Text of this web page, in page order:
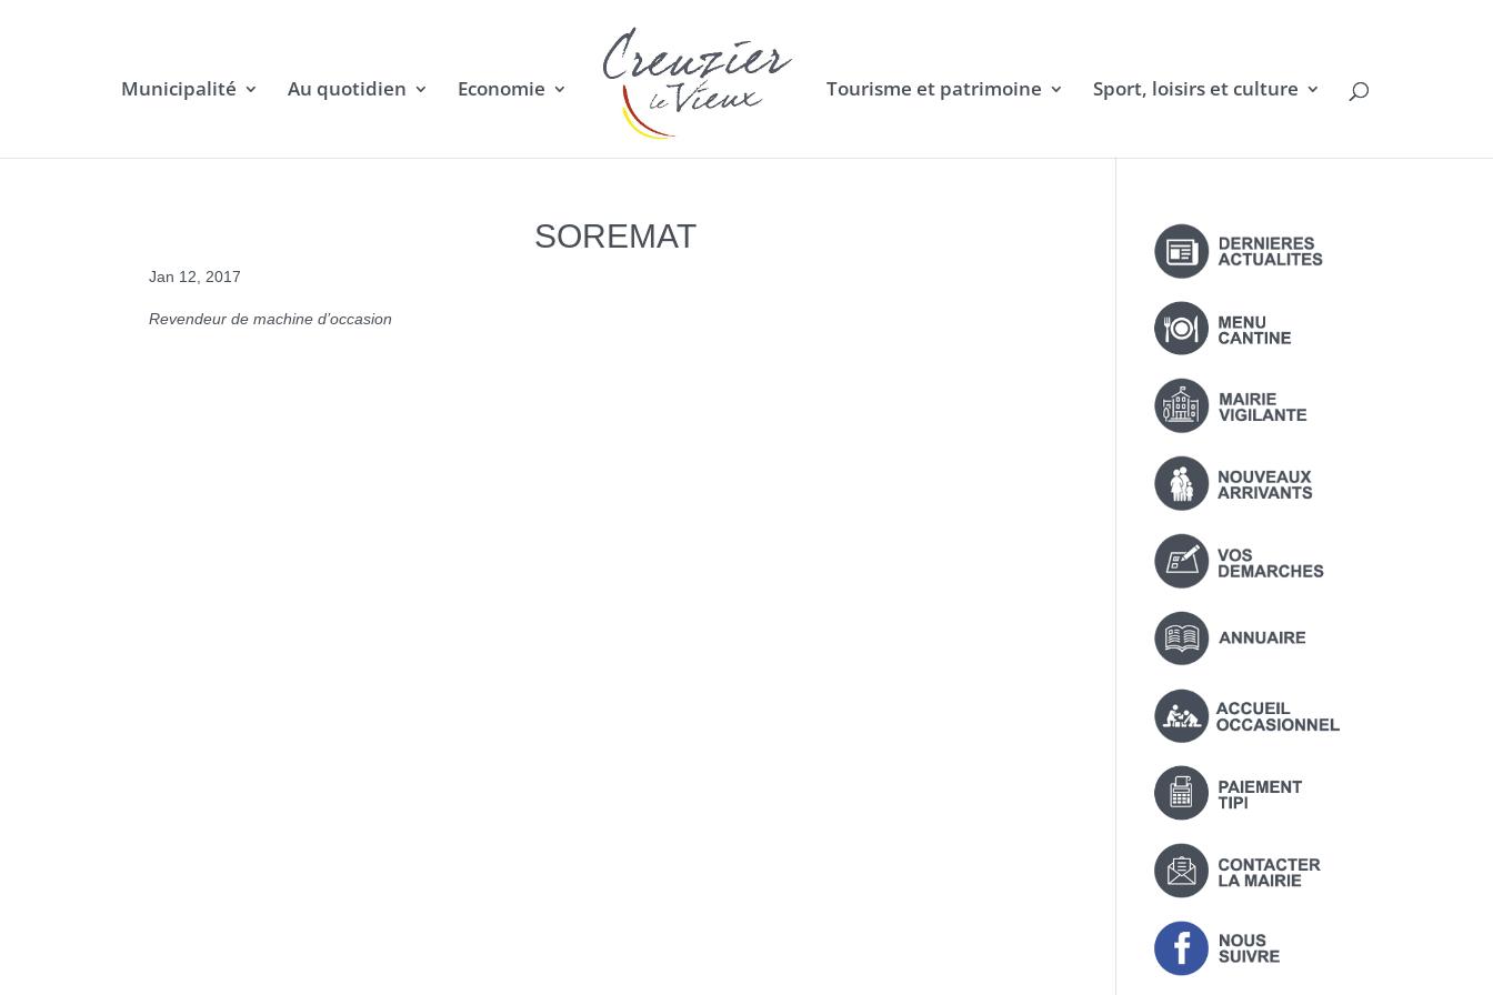
Municipalité Au quotidien Economie Tourisme et patrimoine Sport, loisirs et culture
SOREMAT
Jan 12, 2017
Revendeur de machine d’occasion